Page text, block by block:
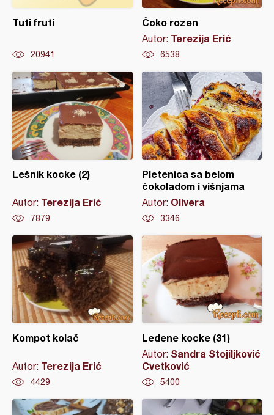
Tuti fruti
20941
Čoko rozen
Autor: Terezija Erić
6538
Lešnik kocke (2)
Autor: Terezija Erić
7879
Pletenica sa belom
čokoladom i višnjama
Autor: Olivera
3346
Kompot kolač
Autor: Terezija Erić
4429
Ledene kocke (31)
Autor: Sandra Stojiljković
Cvetković
5400